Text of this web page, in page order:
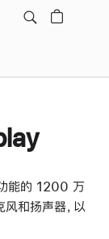
能的 1200 万
和扬声器，以